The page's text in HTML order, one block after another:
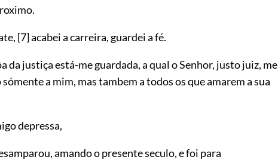
[7]acabei a carreira, guardei a fé.
da justiça está-me guardada, a qual o Senhor, justo juiz, me
sómente a mim, mas tambem a todos os que amarem a sua
depressa,
amando o presente seculo, e foi para